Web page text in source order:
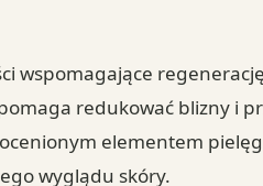
wspomagające
redukować blizny i
elementem
wyglądu skóry.